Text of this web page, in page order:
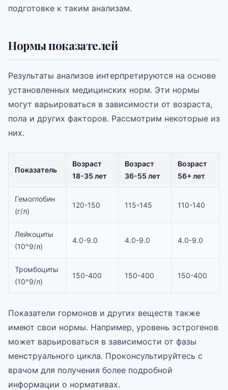
подготовке к таким анализам.
Нормы показателей
Результаты анализов интерпретируются на основе
установленных медицинских норм. Эти нормы
могут варьироваться в зависимости от возраста,
пола и других факторов. Рассмотрим некоторые из
них.
Показатель
Возраст
18-35 лет
Возраст
36-55 лет
Возраст
56+ лет
Гемоглобин
(г/л)
120-150 115-145 110-140
Лейкоциты
(10^9/л)
4.0-9.0 4.0-9.0 4.0-9.0
Тромбоциты
(10^9/л)
150-400 150-400 150-400
Показатели гормонов и других веществ также
имеют свои нормы. Например, уровень эстрогенов
может варьироваться в зависимости от фазы
менструального цикла. Проконсультируйтесь с
врачом для получения более подробной
информации о нормативах.